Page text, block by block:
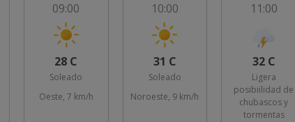
09:00
28 C
Soleado
Oeste, 7 km/h
10:00
31 C
Soleado
Noroeste, 9 km/h
11:00
32 C
Ligera
posibiilidad de
chubascos y
tormentas